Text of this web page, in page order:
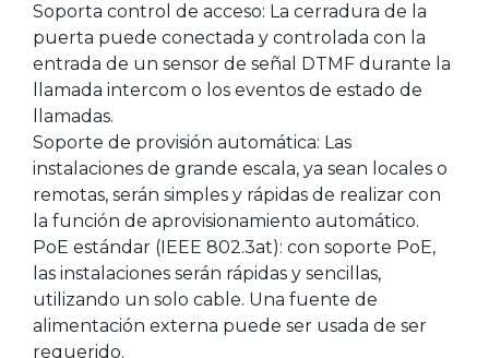
Soporta control de acceso: La cerradura de la
puerta puede conectada y controlada con la
entrada de un sensor de señal DTMF durante la
llamada intercom o los eventos de estado de
llamadas.
Soporte de provisión automática: Las
instalaciones de grande escala, ya sean locales o
remotas, serán simples y rápidas de realizar con
la función de aprovisionamiento automático.
PoE estándar (IEEE 802.3at): con soporte PoE,
las instalaciones serán rápidas y sencillas,
utilizando un solo cable. Una fuente de
alimentación externa puede ser usada de ser
requerido.